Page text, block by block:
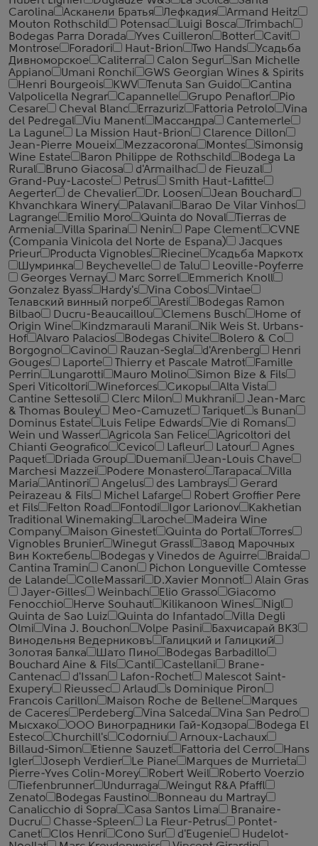
Carolina
Асканели Братья Лефкадия
Armand Heitz
Mouton Rothschild
Potensac Luigi Bosca
Trimbach
Bodegas Parra Dorada
Yves Cuilleron Botter
Cavit
Montrose
Foradori Haut-Brion Two Hands
Усадьба
Дивноморское
Caliterra Calon Segur
San Michelle
Appiano
Umani Ronchi
GWS Georgian Wines & Spirits
Henri Bourgeois
KWV Tenuta San Guido
Cantina
Valpolicella Negrar
Capannelle Grupo Penaflor
Pio
Cesare
Cheval Blanc Errazuriz Fattoria Petrolo
Vina
del Pedregal
Viu Manent Массандра
Cantemerle
La Lagune
La Mission Haut-Brion
Clarence Dillon
Jean-Pierre Moueix
Mezzacorona Montes
Simonsig
Wine Estate
Baron Philippe de Rothschild
Bodega La
Rural
Bruno Giacosa d'Armailhac
de Fieuzal
Grand-Puy-Lacoste
Petrus
Smith Haut-Lafitte
Aegerter
de Chevalier Dr. Loosen
Jean Bouchard
Khvanchkara Winery
Palavani
Barao De Vilar Vinhos
Lagrange
Emilio Moro Quinta do Noval
Tierras de
Armenia
Villa Sparina Nenin Pape Clement
CVNE
(Compania Vinicola del Norte de Espana)
Jacques
Prieur
Producta Vignobles Riecine
Усадьба Маркотх
Шумринка
Beychevelle de Talu
Leoville-Poyferre
Georges Vernay
Marc Sorrel
Emmerich Knoll
Gonzalez Byass
Hardy's Vina Cobos
Vintae
Телавский винный погреб
Aresti
Bodegas Ramon
Bilbao
Ducru-Beaucaillou Clemens Busch
Home of
Origin Wine
Kindzmarauli Marani
Nik Weis St. Urbans-
Hof
Alvaro Palacios Bodegas Chivite
Bolero & Co
Borgogno
Cavino Rauzan-Segla d'Arenberg
Henri
Gouges
Laporte Thierry et Pascale Matrot
Famille
Perrin
Lungarotti Mauro Molino
Simon Bize & Fils
Speri Viticoltori
Wineforces Сикоры
Alta Vista
Cantine Settesoli
Clerc Milon Mukhrani
Jean-Marc
& Thomas Bouley
Meo-Camuzet Tariquet
s Bunan
Dominus Estate
Luis Felipe Edwards
Vie di Romans
Wein und Wasser
Agricola San Felice
Agricoltori del
Chianti Geografico
Cevico Lafleur Latour
Agnes
Paquet
Driada Group Duemani
Jean-Louis Chave
Marchesi Mazzei
Podere Monastero Tarapaca
Villa
Maria
Antinori Angelus des Lambrays
Gerard
Peirazeau & Fils
Michel Lafarge
Robert Groffier Pere
et Fils
Felton Road Fontodi Igor Larionov
Kakhetian
Traditional Winemaking
Laroche
Madeira Wine
Company
Maison Ginestet Quinta do Portal
Torres
Vignobles Brunier
Winegut Grassl
Завод Марочных
Вин Коктебель
Bodegas y Vinedos de Aguirre
Braida
Cantina Tramin
Canon
Pichon Longueville Comtesse
de Lalande
ColleMassari D.Xavier Monnot
Alain Gras
Jayer-Gilles
Weinbach Elio Grasso
Giacomo
Fenocchio
Herve Souhaut Kilikanoon Wines
Nigl
Quinta de Sao Luiz
Quinta do Infantado
Villa Degli
Olmi
Vina J. Bouchon Volpe Pasini
Бахчисарай ВКЗ
Винодельня Ведерниковъ
Галицкий и Галицкий
Золотая Балка
Шато Пино
Bodegas Barbadillo
Bouchard Aine & Fils
Canti Castellani
Brane-
Cantenac
d'Issan Lafon-Rochet
Malescot Saint-
Exupery
Rieussec Arlaud
s Dominique Piron
Francois Carillon
Maison Roche de Bellene
Marques
de Caceres
Perdeberg Vina Salceda
Vina San Pedro
Мысхако
ООО Виноградники Гай-Кодзора
Bodega El
Esteco
Churchill's Codorniu
Arnoux-Lachaux
Billaud-Simon
Etienne Sauzet Fattoria del Cerro
Hans
Igler
Joseph Verdier Le Piane
Marques de Murrieta
Pierre-Yves Colin-Morey
Robert Weil
Roberto Voerzio
Tiefenbrunner
Undurraga
Weingut R&A Pfaffl
Zenato
Bodegas Faustino
Bonneau du Martray
Canalicchio di Sopra
Casa Santos Lima
Branaire-
Ducru
Chasse-Spleen La Fleur-Petrus
Pontet-
Canet
Clos Henri Cono Sur d'Eugenie
Hudelot-